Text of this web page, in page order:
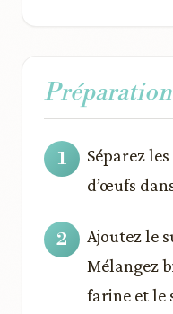
Préparation
Séparez
d’œufs
Ajoutez le
Mélangez
farine et le